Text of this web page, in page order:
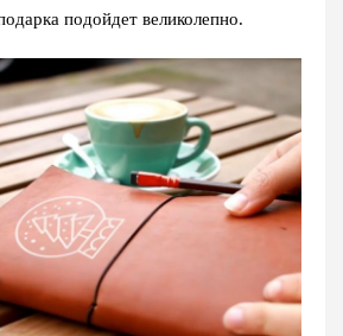
подойдет великолепно.